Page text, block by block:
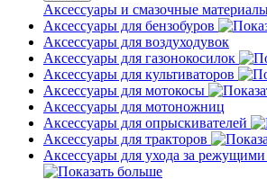
Аксессуары и смазочные
Аксессуары для бензобуров
Аксессуары для воздуходувок
Аксессуары для газонокосилок
Аксессуары для культиваторов
Аксессуары для мотокосы
Аксессуары для мотоножниц
Аксессуары для опрыскивателей
Аксессуары для тракторов
Аксессуары для ухода за